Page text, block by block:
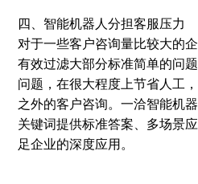
四、智能机器人分担客服压力
对于一些客户咨询量比较大的
有效过滤大部分标准简单的问
问题，在很大程度上节省人工
之外的客户咨询。一洽智能机
关键词提供标准答案、多场景
足企业的深度应用。